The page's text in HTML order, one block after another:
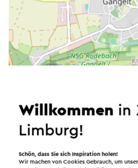
Willkommen in
Limburg!
Schön, dass Sie sich Inspiration holen!
Wir machen von Cookies Gebrauch, um